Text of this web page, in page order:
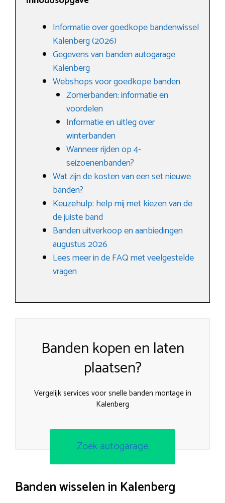
Informatie over goedkope bandenwissel
Kalenberg (2026)
Gegevens van banden autogarage
Kalenberg
Webshops voor goedkope banden
Zomerbanden: informatie en
voordelen
Informatie en uitleg over
winterbanden
Wanneer rijden op 4-
seizoenenbanden?
Wat zijn de kosten van een set nieuwe
banden?
Keuzehulp: help mij met kiezen van de
de juiste band
Banden uitverkoop en aanbiedingen
augustus 2026
Lees meer in de FAQ met veelgestelde
vragen
Banden kopen en laten
plaatsen?
Vergelijk services voor snelle banden montage in
Kalenberg
Zoek autogarage
Banden wisselen in Kalenberg